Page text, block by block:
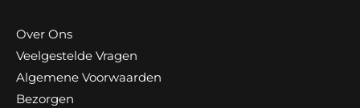
Over Ons
Veelgestelde Vragen
Algemene Voorwaarden
Bezorgen